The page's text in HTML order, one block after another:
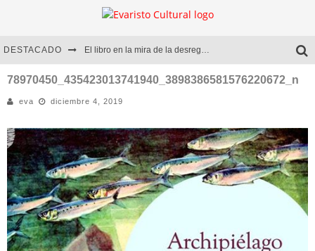
DESTACADO El libro en la mira de la desregulación
Marcelo Rubio | El llovedor
Diego Meret | Hotel Acapulco
Alejandra Correa | La nieve
78970450_435423013741940_3898386581576220672_n
eva diciembre 4, 2019